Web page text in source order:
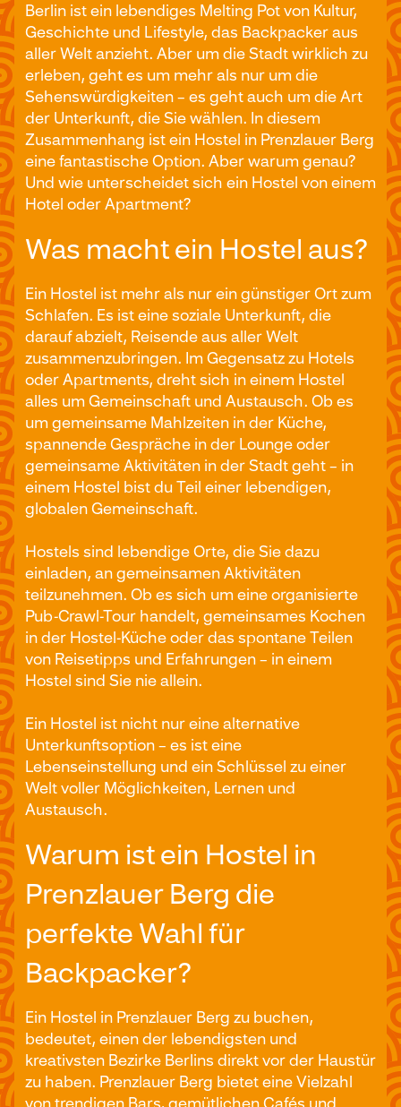
Berlin ist ein lebendiges Melting Pot von Kultur,
Geschichte und Lifestyle, das Backpacker aus
aller Welt anzieht. Aber um die Stadt wirklich zu
erleben, geht es um mehr als nur um die
Sehenswürdigkeiten – es geht auch um die Art
der Unterkunft, die Sie wählen. In diesem
Zusammenhang ist ein Hostel in Prenzlauer Berg
eine fantastische Option. Aber warum genau?
Und wie unterscheidet sich ein Hostel von einem
Hotel oder Apartment?
Was macht ein Hostel aus?
Ein Hostel ist mehr als nur ein günstiger Ort zum
Schlafen. Es ist eine soziale Unterkunft, die
darauf abzielt, Reisende aus aller Welt
zusammenzubringen. Im Gegensatz zu Hotels
oder Apartments, dreht sich in einem Hostel
alles um Gemeinschaft und Austausch. Ob es
um gemeinsame Mahlzeiten in der Küche,
spannende Gespräche in der Lounge oder
gemeinsame Aktivitäten in der Stadt geht – in
einem Hostel bist du Teil einer lebendigen,
globalen Gemeinschaft.
Hostels sind lebendige Orte, die Sie dazu
einladen, an gemeinsamen Aktivitäten
teilzunehmen. Ob es sich um eine organisierte
Pub-Crawl-Tour handelt, gemeinsames Kochen
in der Hostel-Küche oder das spontane Teilen
von Reisetipps und Erfahrungen – in einem
Hostel sind Sie nie allein.
Ein Hostel ist nicht nur eine alternative
Unterkunftsoption – es ist eine
Lebenseinstellung und ein Schlüssel zu einer
Welt voller Möglichkeiten, Lernen und
Austausch.
Warum ist ein Hostel in
Prenzlauer Berg die
perfekte Wahl für
Backpacker?
Ein Hostel in Prenzlauer Berg zu buchen,
bedeutet, einen der lebendigsten und
kreativsten Bezirke Berlins direkt vor der Haustür
zu haben. Prenzlauer Berg bietet eine Vielzahl